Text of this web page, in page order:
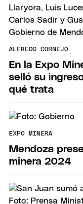
ALFREDO CORNEJO
En la Expo
selló su
qué trata
EXPO MINERA
Mendoza
minera 2024